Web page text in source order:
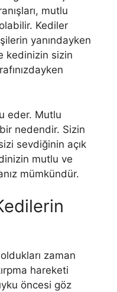
mutlu
Kediler
yanındayken
kedinizin sizin
eder. Mutlu
nedendir. Sizin
sevdiğinin açık
mutlu ve
mümkündür.
zaman
hareketi
öncesi göz